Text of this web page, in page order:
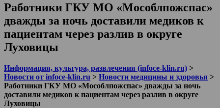
Работники ГКУ МО «Мособлпожспас»
дважды за ночь доставили медиков к
пациентам через разлив в округе
Луховицы
Информация, культура, развлечения (infoce-klin.ru) >
Новости от infoce-klin.ru > Новости медицины и здоровья >
Работники ГКУ МО «Мособлпожспас» дважды за ночь
доставили медиков к пациентам через разлив в округе
Луховицы